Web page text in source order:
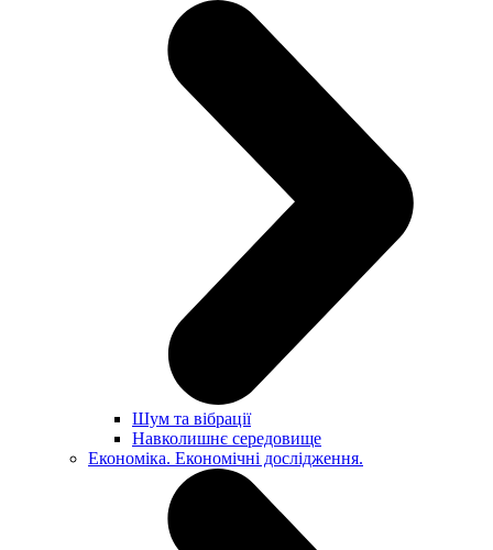
Шум та вібрації
Навколишнє середовище
Економіка. Економічні дослідження.